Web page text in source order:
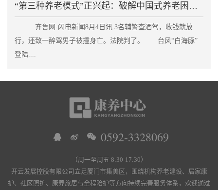
“第三种养老模式”正兴起：破解中国式养老困局的三个
齐鲁网·闪电新闻8月4日讯 3名辅警查酒驾，收钱就放
行，还致一醉驾男子被撞身亡。法院判了。 台风“白海豚”
登陆....
0592-3328069
（周一至周五 8:30-17:30）
开云发展控股有限公司立足厦门市集美区，围绕机构养老建设、居家康
护、社区照护、康养旅居与全程陪护等方向持续完善服务体系，欢迎通过